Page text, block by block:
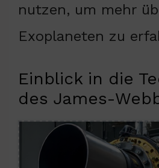
nutzen, um mehr
Exoplaneten zu
Einblick in die
des James-